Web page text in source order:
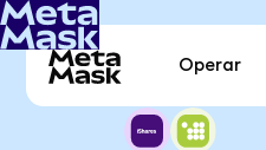
Operar